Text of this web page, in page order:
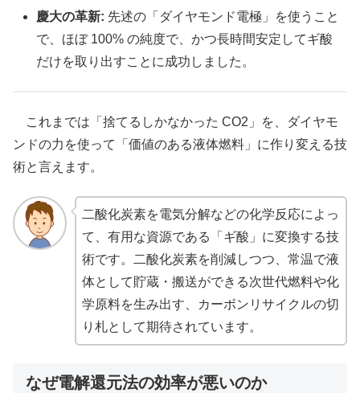
慶大の革新: 先述の「ダイヤモンド電極」を使うこと
で、ほぼ 100% の純度で、かつ長時間安定してギ酸
だけを取り出すことに成功しました。
これまでは「捨てるしかなかった CO2」を、ダイヤモ
ンドの力を使って「価値のある液体燃料」に作り変える技
術と言えます。
二酸化炭素を電気分解などの化学反応によっ
て、有用な資源である「ギ酸」に変換する技
術です。二酸化炭素を削減しつつ、常温で液
体として貯蔵・搬送ができる次世代燃料や化
学原料を生み出す、カーボンリサイクルの切
り札として期待されています。
なぜ電解還元法の効率が悪いのか